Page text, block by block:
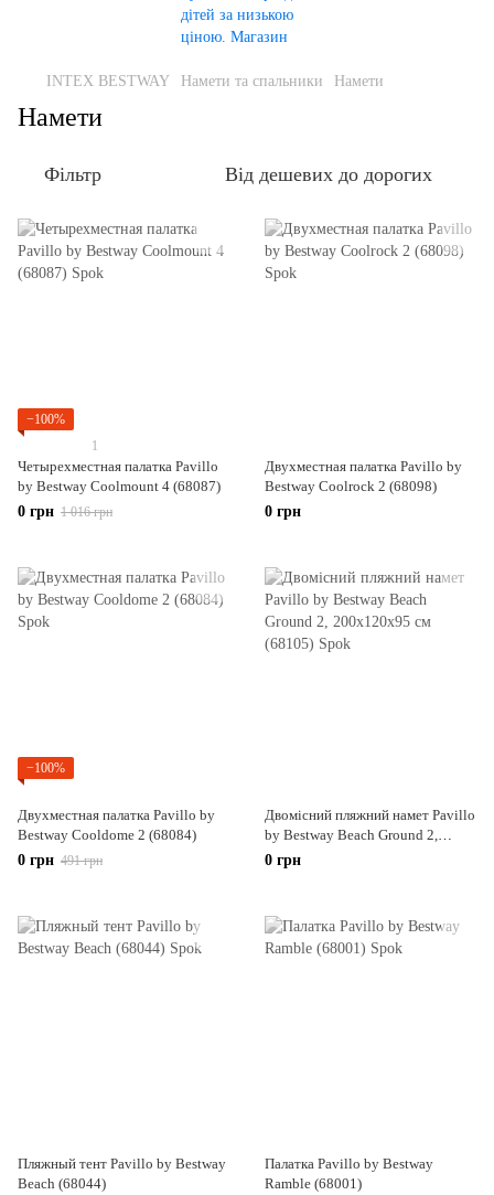
INTEX BESTWAY Намети та спальники Намети
Намети
Фільтр Від дешевих до дорогих
−100%
1
Четырехместная палатка Pavillo
by Bestway Coolmount 4 (68087)
0 грн 1 016 грн
Двухместная палатка Pavillo by
Bestway Coolrock 2 (68098)
0 грн
−100%
Двухместная палатка Pavillo by
Bestway Cooldome 2 (68084)
0 грн 491 грн
Двомісний пляжний намет Pavillo
by Bestway Beach Ground 2,
200х120х95 см (68105)
0 грн
Пляжный тент Pavillo by Bestway
Beach (68044)
Палатка Pavillo by Bestway
Ramble (68001)